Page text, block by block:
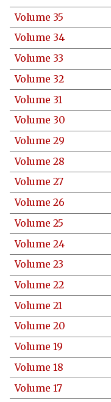
Volume 35
Volume 34
Volume 33
Volume 32
Volume 31
Volume 30
Volume 29
Volume 28
Volume 27
Volume 26
Volume 25
Volume 24
Volume 23
Volume 22
Volume 21
Volume 20
Volume 19
Volume 18
Volume 17